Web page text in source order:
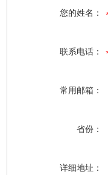
您的姓名：
联系电话：
常用邮箱：
省份：
详细地址：